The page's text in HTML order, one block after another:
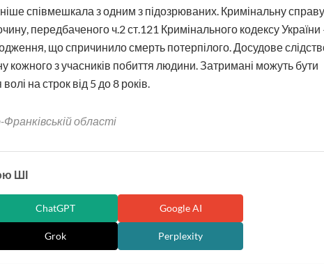
співмешкала з одним з підозрюваних. Кримінальну справу
передбаченого ч.2 ст.121 Кримінального кодексу України
що спричинило смерть потерпілого. Досудове
кожного з учасників побиття людини. Затримані можуть бути
на строк від 5 до 8 років.
області
ШІ
ChatGPT Google AI
Grok Perplexity